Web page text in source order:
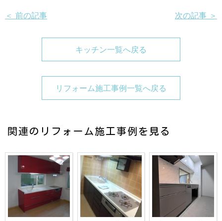
＜ 前の記事 次の記事 ＞
キッチン一覧へ戻る
リフォーム施工事例一覧へ戻る
関連のリフォーム施工事例を見る